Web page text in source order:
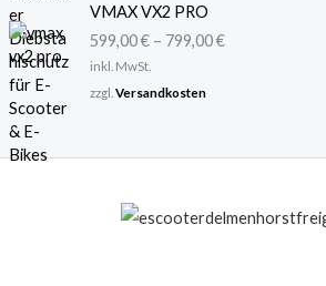
:
3
VMAX VX2 PRO
599,00€– 799,00€
inkl. MwSt.
zzgl. Versandkosten